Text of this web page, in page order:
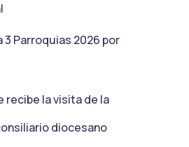
3 Parroquias 2026 por
recibe la visita de la
diocesano